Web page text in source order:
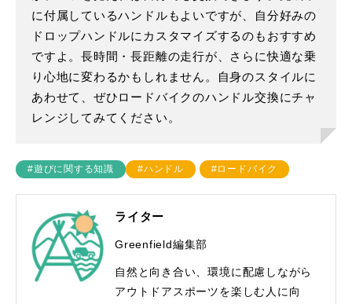
に付属しているハンドルもよいですが、自分好みの
ドロップハンドルにカスタマイズするのもおすすめ
ですよ。長時間・長距離の走行が、さらに快適な乗
り心地に変わるかもしれません。自身のスタイルに
あわせて、ぜひロードバイクのハンドル交換にチャ
レンジしてみてください。
#遊びに関する知識 #ハンドル #ロードバイク
ライター
Greenfield編集部
自然と向き合い、環境に配慮しながら
アウトドアスポーツを楽しむ人に向